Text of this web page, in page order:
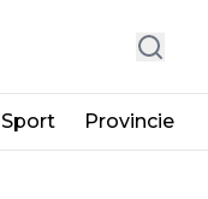
Sport Provincie